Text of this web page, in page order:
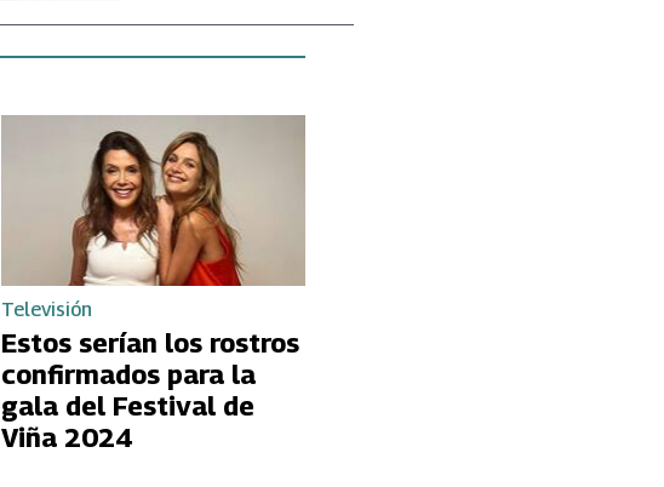
Televisión
Estos serían los rostros
confirmados para la
gala del Festival de
Viña 2024